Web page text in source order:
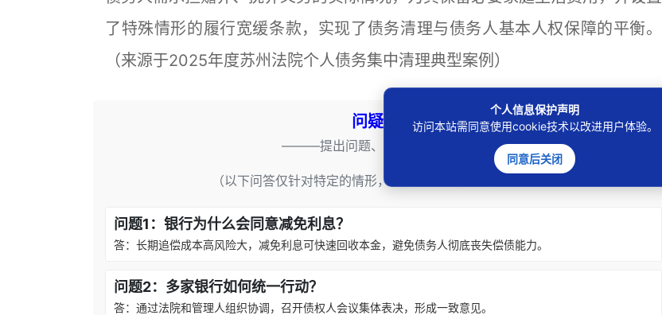
了特殊情形的履行宽缓条款，实现了债务清理与债务人基本人权保障的平衡。
（来源于2025年度苏州法院个人债务集中清理典型案例）
问疑解惑
———提出问题、得到解答————
（以下问答仅针对特定的情形，若情况不同请咨询邓杰律师）
问题1：银行为什么会同意减免利息？
答：长期追偿成本高风险大，减免利息可快速回收本金，避免债务人彻底丧失偿债能力。
问题2：多家银行如何统一行动？
答：通过法院和管理人组织协调，召开债权人会议集体表决，形成一致意见。
个人信息保护声明
访问本站需同意使用cookie技术以改进用户体验。
同意后关闭